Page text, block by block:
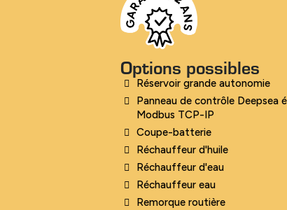
Options possibles
Réservoir grande autonomie
Panneau de contrôle Deepsea
Modbus TCP-IP
Coupe-batterie
Réchauffeur d'huile
Réchauffeur d'eau
Réchauffeur eau
Remorque routière